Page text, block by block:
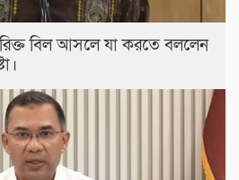
বিল আসলে যা করতে বললেন